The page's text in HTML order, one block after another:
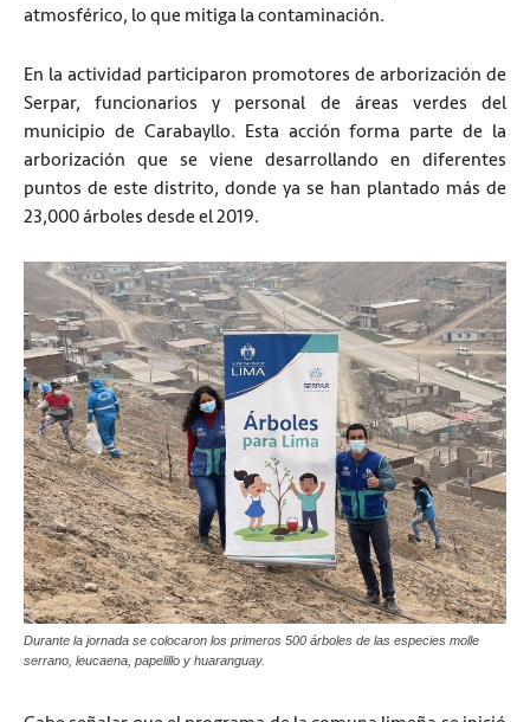
atmosférico, lo que mitiga la contaminación.
En la actividad participaron promotores de arborización de
Serpar, funcionarios y personal de áreas verdes del
municipio de Carabayllo. Esta acción forma parte de la
arborización que se viene desarrollando en diferentes
puntos de este distrito, donde ya se han plantado más de
23,000 árboles desde el 2019.
Durante la jornada se colocaron los primeros 500 árboles de las especies molle
serrano, leucaena, papelillo y huaranguay.